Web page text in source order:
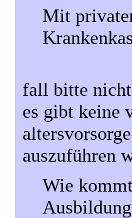
Mit
fall bitte nicht
es gibt keine
auszuführen
Wie